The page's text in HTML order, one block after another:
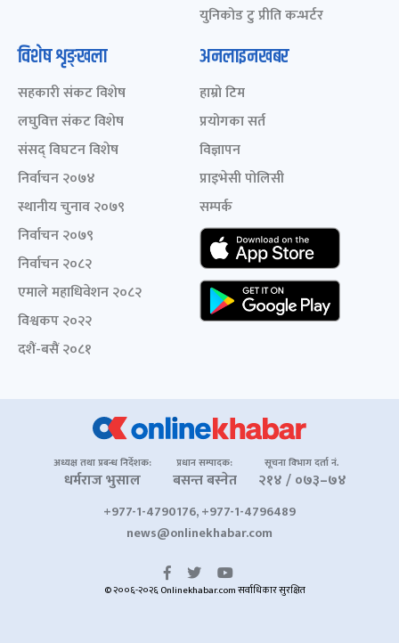
युनिकोड टु प्रीति कन्भर्टर
विशेष शृङ्खला
सहकारी संकट विशेष
लघुवित्त संकट विशेष
संसद् विघटन विशेष
निर्वाचन २०७४
स्थानीय चुनाव २०७९
निर्वाचन २०७९
निर्वाचन २०८२
एमाले महाधिवेशन २०८२
विश्वकप २०२२
दशैं-बसैं २०८१
अनलाइनखबर
हाम्रो टिम
प्रयोगका सर्त
विज्ञापन
प्राइभेसी पोलिसी
सम्पर्क
अध्यक्ष तथा प्रबन्ध निर्देशक:
धर्मराज भुसाल
प्रधान सम्पादक:
बसन्त बस्नेत
सूचना विभाग दर्ता नं.
२१४ / ०७३–७४
+977-1-4790176, +977-1-4796489
news@onlinekhabar.com
© २००६-२०२६ Onlinekhabar.com सर्वाधिकार सुरक्षित